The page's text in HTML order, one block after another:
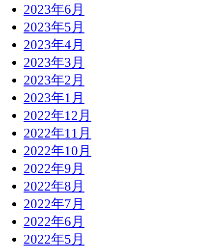
2023年6月
2023年5月
2023年4月
2023年3月
2023年2月
2023年1月
2022年12月
2022年11月
2022年10月
2022年9月
2022年8月
2022年7月
2022年6月
2022年5月